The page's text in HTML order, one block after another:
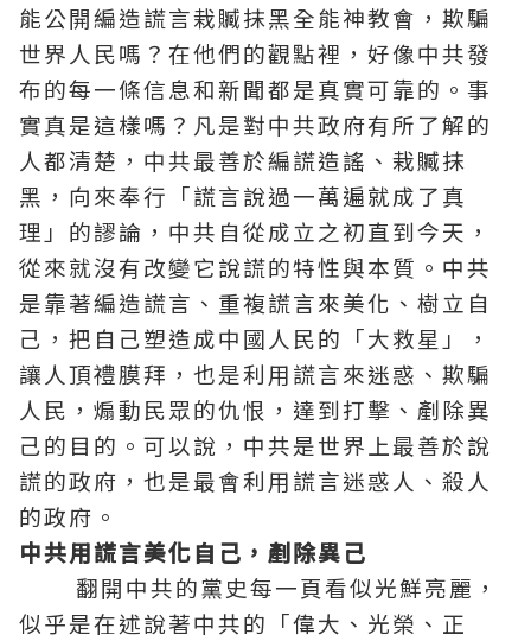
能公開編造謊言栽贓抹黑全能神教會，欺騙
世界人民嗎？在他們的觀點裡，好像中共發
布的每一條信息和新聞都是真實可靠的。事
實真是這樣嗎？凡是對中共政府有所了解的
人都清楚，中共最善於編謊造謠、栽贓抹
黑，向來奉行「謊言說過一萬遍就成了真
理」的謬論，中共自從成立之初直到今天，
從來就沒有改變它說謊的特性與本質。中共
是靠著編造謊言、重複謊言來美化、樹立自
己，把自己塑造成中國人民的「大救星」，
讓人頂禮膜拜，也是利用謊言來迷惑、欺騙
人民，煽動民眾的仇恨，達到打擊、剷除異
己的目的。可以說，中共是世界上最善於說
謊的政府，也是最會利用謊言迷惑人、殺人
的政府。
中共用謊言美化自己，剷除異己
翻開中共的黨史每一頁看似光鮮亮麗，
似乎是在述說著中共的「偉大、光榮、正